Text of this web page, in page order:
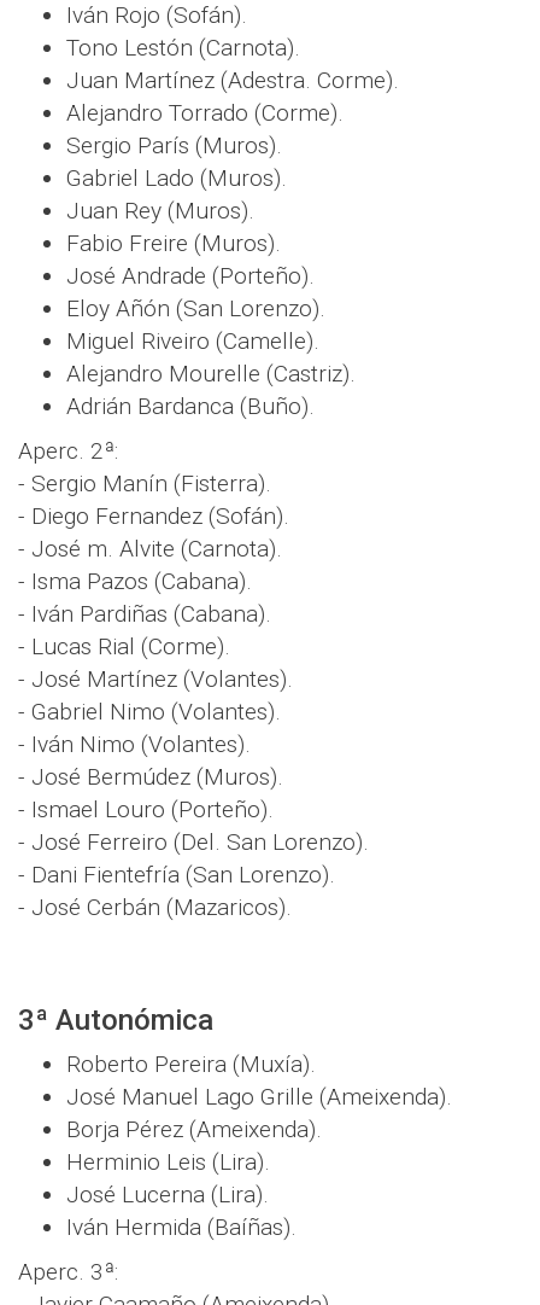
Iván Rojo (Sofán).
Tono Lestón (Carnota).
Juan Martínez (Adestra. Corme).
Alejandro Torrado (Corme).
Sergio París (Muros).
Gabriel Lado (Muros).
Juan Rey (Muros).
Fabio Freire (Muros).
José Andrade (Porteño).
Eloy Añón (San Lorenzo).
Miguel Riveiro (Camelle).
Alejandro Mourelle (Castriz).
Adrián Bardanca (Buño).
Aperc. 2ª:
- Sergio Manín (Fisterra).
- Diego Fernandez (Sofán).
- José m. Alvite (Carnota).
- Isma Pazos (Cabana).
- Iván Pardiñas (Cabana).
- Lucas Rial (Corme).
- José Martínez (Volantes).
- Gabriel Nimo (Volantes).
- Iván Nimo (Volantes).
- José Bermúdez (Muros).
- Ismael Louro (Porteño).
- José Ferreiro (Del. San Lorenzo).
- Dani Fientefría (San Lorenzo).
- José Cerbán (Mazaricos).
3ª Autonómica
Roberto Pereira (Muxía).
José Manuel Lago Grille (Ameixenda).
Borja Pérez (Ameixenda).
Herminio Leis (Lira).
José Lucerna (Lira).
Iván Hermida (Baíñas).
Aperc. 3ª: